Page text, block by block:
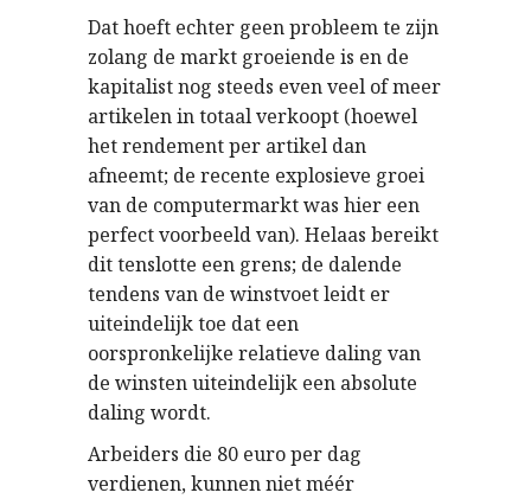
Dat hoeft echter geen probleem te zijn
zolang de markt groeiende is en de
kapitalist nog steeds even veel of meer
artikelen in totaal verkoopt (hoewel
het rendement per artikel dan
afneemt; de recente explosieve groei
van de computermarkt was hier een
perfect voorbeeld van). Helaas bereikt
dit tenslotte een grens; de dalende
tendens van de winstvoet leidt er
uiteindelijk toe dat een
oorspronkelijke relatieve daling van
de winsten uiteindelijk een absolute
daling wordt.
Arbeiders die 80 euro per dag
verdienen, kunnen niet méér